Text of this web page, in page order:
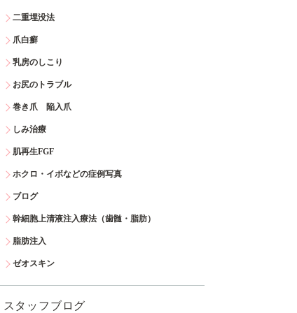
二重埋没法
爪白癬
乳房のしこり
お尻のトラブル
巻き爪 陥入爪
しみ治療
肌再生FGF
ホクロ・イボなどの症例写真
ブログ
幹細胞上清液注入療法（歯髄・脂肪）
脂肪注入
ゼオスキン
スタッフブログ